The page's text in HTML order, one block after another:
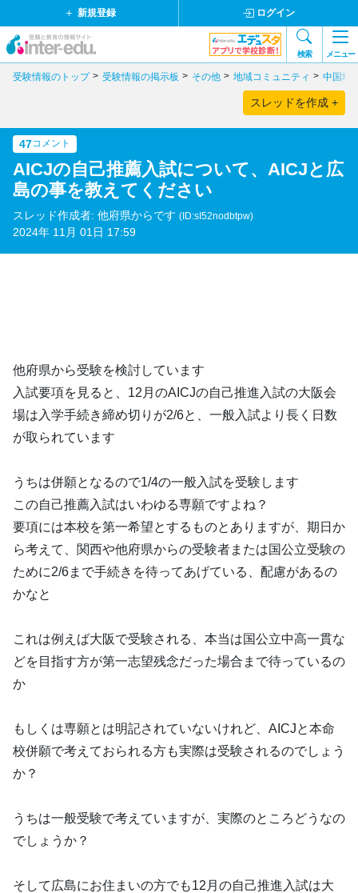
新規登録 ログイン
検索 メニュー
受験情報のトップ 受験情報の掲示板 その他 地域コミュニティ 中国地
スレッドを作成 +
47コメント
AICJの自己推薦入試について、AICJと広
島の事を教えてください
スレッド作成者: 他府県からです (ID:sI52nodbtpw)
2024年 11月 01日 17:59
他府県から受験を検討しています
入試要項を見ると、12月のAICJの自己推進入試の大阪会
場は入学手続き締め切りが2/6と、一般入試より長く日数
が取られています
うちは併願となるので1/4の一般入試を受験します
この自己推薦入試はいわゆる専願ですよね？
要項には本校を第一希望とするものとありますが、期日か
ら考えて、関西や他府県からの受験者または国公立受験の
ために2/6まで手続きを待ってあげている、配慮があるの
かなと
これは例えば大阪で受験される、本当は国公立中高一貫な
どを目指す方が第一志望残念だった場合まで待っているの
か
もしくは専願とは明記されていないけれど、AICJと本命
校併願で考えておられる方も実際は受験されるのでしょう
か？
うちは一般受験で考えていますが、実際のところどうなの
でしょうか？
そして広島にお住まいの方でも12月の自己推進入試は大